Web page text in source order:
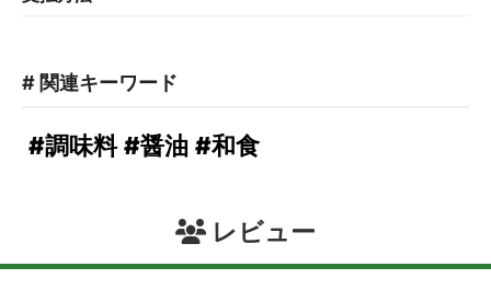
# 関連キーワード
#調味料 #醤油 #和食
レビュー